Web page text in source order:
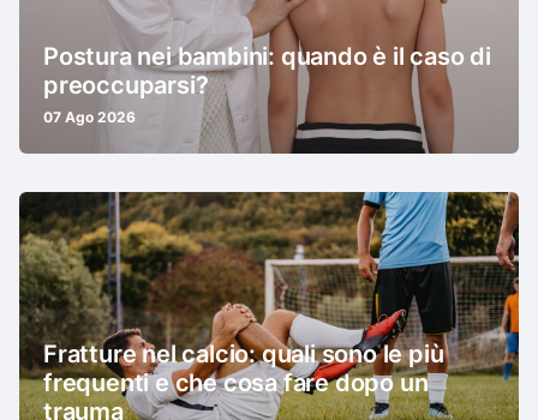
Postura nei bambini: quando è il caso di
preoccuparsi?
07 Ago 2026
Fratture nel calcio: quali sono le più
frequenti e che cosa fare dopo un
trauma